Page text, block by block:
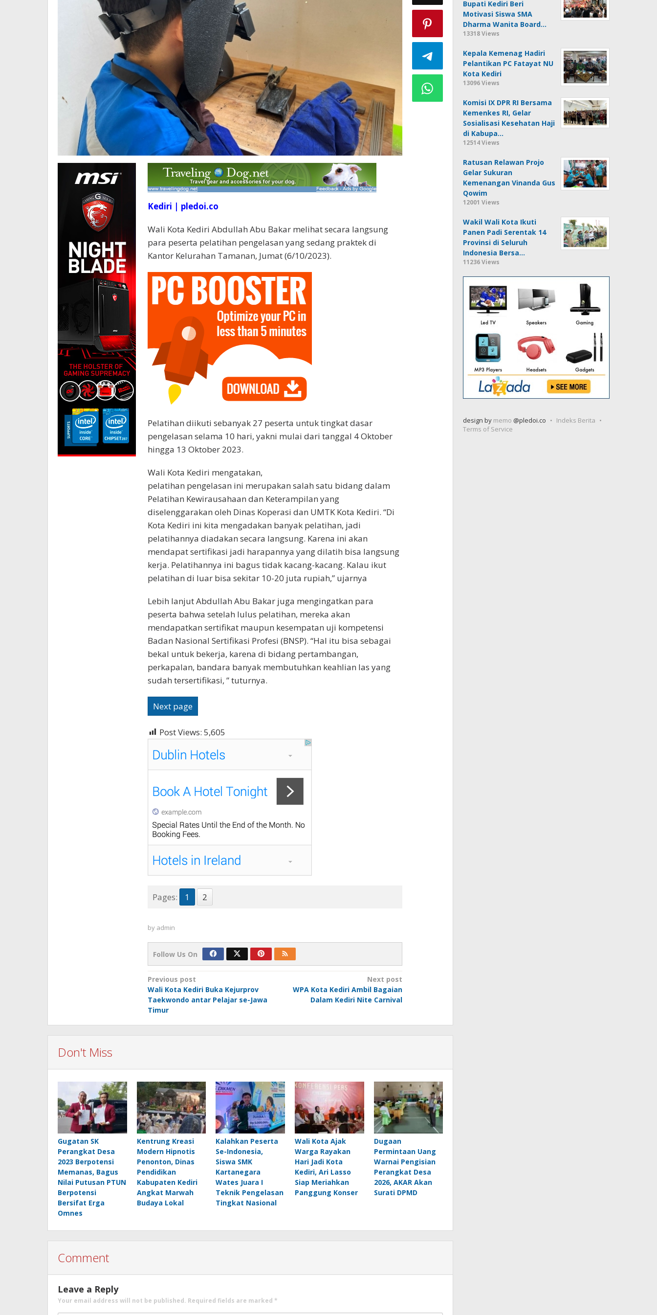
Kediri | pledoi.co
Wali Kota Kediri Abdullah Abu Bakar melihat secara langsung
para peserta pelatihan pengelasan yang sedang praktek di
Kantor Kelurahan Tamanan, Jumat (6/10/2023).
Pelatihan diikuti sebanyak 27 peserta untuk tingkat dasar
pengelasan selama 10 hari, yakni mulai dari tanggal 4 Oktober
hingga 13 Oktober 2023.
Wali Kota Kediri mengatakan,
pelatihan pengelasan ini merupakan salah satu bidang dalam
Pelatihan Kewirausahaan dan Keterampilan yang
diselenggarakan oleh Dinas Koperasi dan UMTK Kota Kediri. “Di
Kota Kediri ini kita mengadakan banyak pelatihan, jadi
pelatihannya diadakan secara langsung. Karena ini akan
mendapat sertifikasi jadi harapannya yang dilatih bisa langsung
kerja. Pelatihannya ini bagus tidak kacang-kacang. Kalau ikut
pelatihan di luar bisa sekitar 10-20 juta rupiah,” ujarnya
Lebih lanjut Abdullah Abu Bakar juga mengingatkan para
peserta bahwa setelah lulus pelatihan, mereka akan
mendapatkan sertifikat maupun kesempatan uji kompetensi
Badan Nasional Sertifikasi Profesi (BNSP). “Hal itu bisa sebagai
bekal untuk bekerja, karena di bidang pertambangan,
perkapalan, bandara banyak membutuhkan keahlian las yang
sudah tersertifikasi, ” tuturnya.
Next page
Post Views: 5,605
Pages: 1 2
by admin
Follow Us On
Post
navigation
Previous post
Wali Kota Kediri Buka Kejurprov
Taekwondo antar Pelajar se-Jawa
Timur
Next post
WPA Kota Kediri Ambil Bagaian
Dalam Kediri Nite Carnival
Don't Miss
Gugatan SK
Perangkat Desa
2023 Berpotensi
Memanas, Bagus
Nilai Putusan PTUN
Berpotensi
Bersifat Erga
Omnes
Kentrung Kreasi
Modern Hipnotis
Penonton, Dinas
Pendidikan
Kabupaten Kediri
Angkat Marwah
Budaya Lokal
Kalahkan Peserta
Se-Indonesia,
Siswa SMK
Kartanegara
Wates Juara I
Teknik Pengelasan
Tingkat Nasional
Wali Kota Ajak
Warga Rayakan
Hari Jadi Kota
Kediri, Ari Lasso
Siap Meriahkan
Panggung Konser
Dugaan
Permintaan Uang
Warnai Pengisian
Perangkat Desa
2026, AKAR Akan
Surati DPMD
Comment
Leave a Reply
Your email address will not be published. Required fields are marked *
Bupati Kediri Beri
Motivasi Siswa SMA
Dharma Wanita Board…
13318 Views
Kepala Kemenag Hadiri
Pelantikan PC Fatayat NU
Kota Kediri
13096 Views
Komisi IX DPR RI Bersama
Kemenkes RI, Gelar
Sosialisasi Kesehatan Haji
di Kabupa…
12514 Views
Ratusan Relawan Projo
Gelar Sukuran
Kemenangan Vinanda Gus
Qowim
12001 Views
Wakil Wali Kota Ikuti
Panen Padi Serentak 14
Provinsi di Seluruh
Indonesia Bersa…
11236 Views
design by memo @pledoi.co
Indeks Berita
Terms of Service